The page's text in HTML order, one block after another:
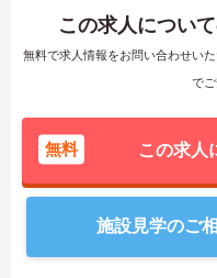
この求人につい
無料で求人情報をお問い合わせい
でご
無料 この求人
施設見学のご